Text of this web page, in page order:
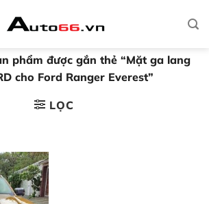
phẩm được gắn thẻ “Mặt ga lang
cho Ford Ranger Everest”
LỌC